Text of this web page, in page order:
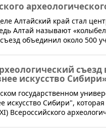
Алтайский край стал
Алтай называют
объединил около 500
съезд
искусство
государственном
искусство Сибири",
Всероссийского